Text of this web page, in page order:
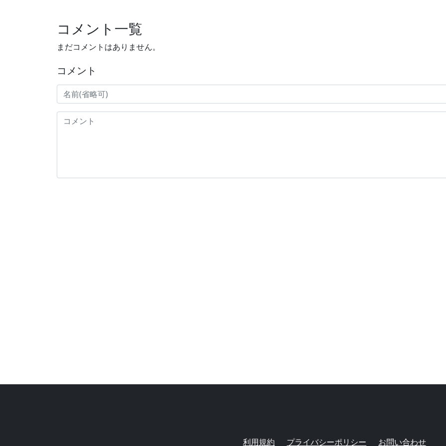
コメント一覧
まだコメントはありません。
コメント
利用規約 プライバシーポリシー お問い合わせ